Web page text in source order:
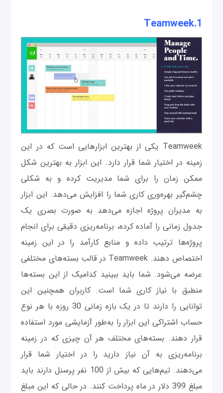
1.
Teamweek
Teamweek یکی از بهترین ابزارهایی است که در این
زمینه در اختیار شما قرار دارد. این ابزار به بهترین شکل
ممکن زمان را برای شما مدیریت کرده و به شکلی
چشم‌گیر بهره‌وری کاری شما را افزایش می‌دهد. این ابزار
به مدیران پروژه اجازه می‌دهد به صورت بصری یک
جدول زمانی را آماده کرده، برنامه‌ریزی دقیقی برای انجام
پروژه‌ها ترتیب داده و منابع کارآمد را در این زمینه
اختصاص دهند. Teamweek در قالب بسته‌های مختلفی
عرضه می‌شود. شما باید ببینید کدامیک از این بسته‌ها
منطبق با نیاز کاری شما است. کاربران همچنین این
توانایی را دارند تا در یک بازه زمانی 30 روزه با هر نوع
حساب اشتراکی این ابزار را به‌طور آزمایشی مورد استفاده
قرار دهند. بسته‌های مختلف هر آن چیزی که در زمینه
برنامه‌ریزی به آن نیاز دارید را در اختیار شما قرار
می‌دهند. تیم‌هایی که بیش از 100 نفر پرسنل دارند باید
مبلغ 399 دلار در ماه پرداخت کنند. در حالی که این مبلغ